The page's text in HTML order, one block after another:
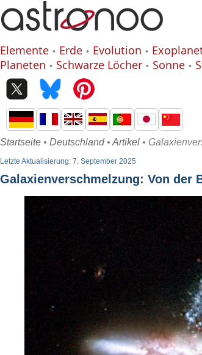
Elemente Erde Evolution
Planeten
Schwarze Löcher Sonne
Startseite • Deutschland• Artikel •
Letzte Aktualisierung: 7. September 2025
Galaxienverschmelzung: Von der